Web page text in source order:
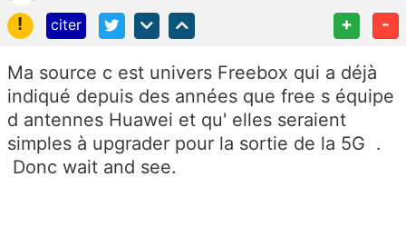
!
citer + -
Ma source c est univers Freebox qui a déjà
indiqué depuis des années que free s équipe
d antennes Huawei et qu' elles seraient
simples à upgrader pour la sortie de la 5G .
Donc wait and see.